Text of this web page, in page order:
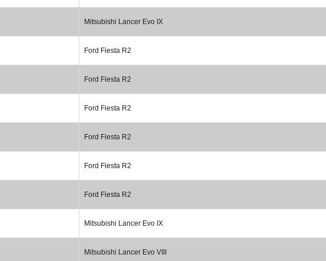
Mitsubishi Lancer Evo IX
Ford Fiesta R2
Ford Fiesta R2
Ford Fiesta R2
Ford Fiesta R2
Ford Fiesta R2
Ford Fiesta R2
Mitsubishi Lancer Evo IX
Mitsubishi Lancer Evo VIII